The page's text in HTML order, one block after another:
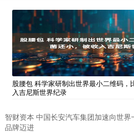
股腰包 科学家研制出世界最小二维码，
入吉尼斯世界纪录
智财资本 中国长安汽车集团加速向世界
品牌迈进